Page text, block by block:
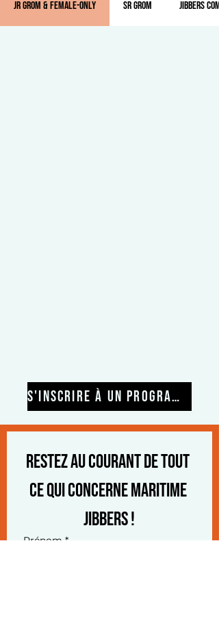
Jr Grom & Female-Only Sr Grom Jibbers
S'INSCRIRE À UN PROGRAMME
Restez au courant de tout
ce qui concerne Maritime
Jibbers !
Prénom *